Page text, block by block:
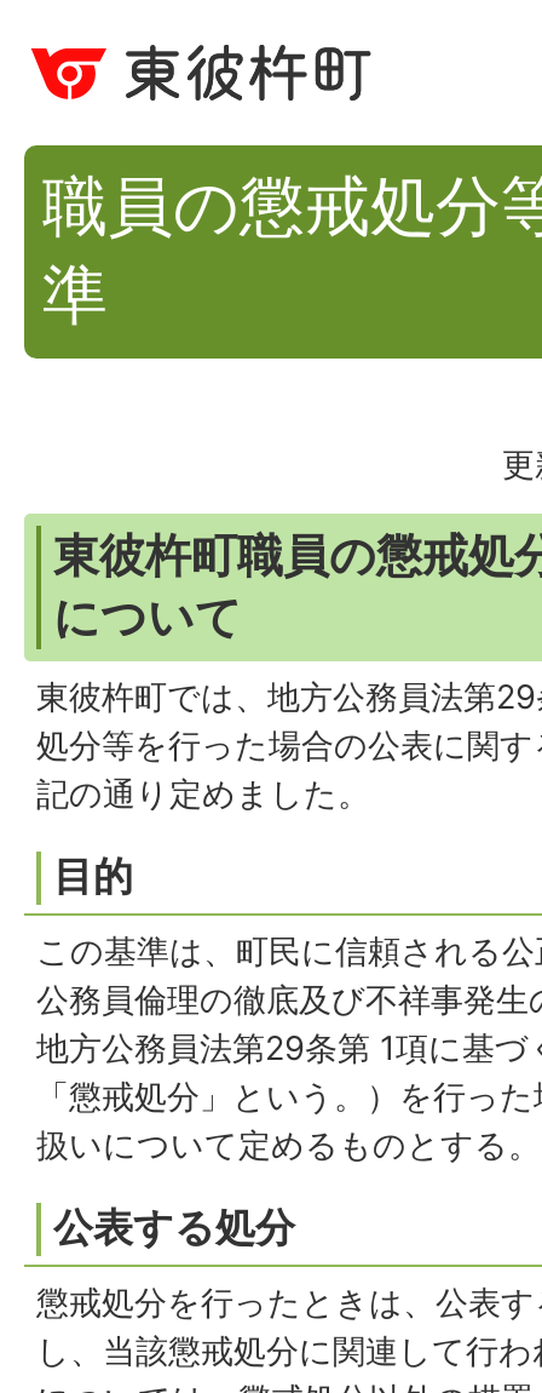
職員の懲戒処分
準
東彼杵町職員の懲戒処
について
東彼杵町では、地方公務員法第
処分等を行った場合の公表に関
記の通り定めました。
目的
この基準は、町民に信頼される
公務員倫理の徹底及び不祥事発
地方公務員法第29条第 1項に基
「懲戒処分」という。）を行っ
扱いについて定めるものとする。
公表する処分
懲戒処分を行ったときは、公表
し、当該懲戒処分に関連して行